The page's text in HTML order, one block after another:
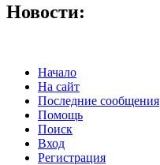
Новости:
Начало
На сайт
Последние сообщения
Помощь
Поиск
Вход
Регистрация